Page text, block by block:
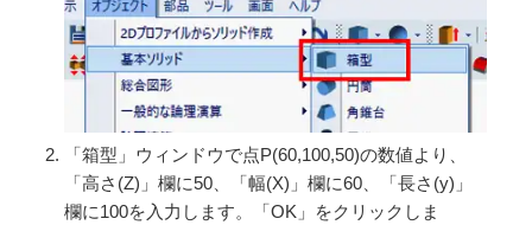
「箱型」ウィンドウで点P(60,100,50)の数値より、
「高さ(Z)」欄に50、「幅(X)」欄に60、「長さ(y)」
欄に100を入力します。「OK」をクリックしま